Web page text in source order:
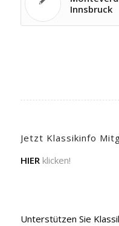
Innsbruck
Jetzt Klassikinfo
HIER klicken!
Unterstützen Sie